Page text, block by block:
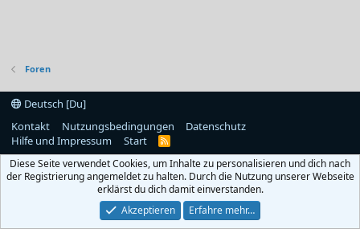
Foren
Deutsch [Du]
Kontakt
Nutzungsbedingungen
Datenschutz
Hilfe und Impressum
Start
R
S
Diese Seite verwendet Cookies, um Inhalte zu personalisieren und dich nach
der Registrierung angemeldet zu halten. Durch die Nutzung unserer Webseite
erklärst du dich damit einverstanden.
Akzeptieren
Erfahre mehr…